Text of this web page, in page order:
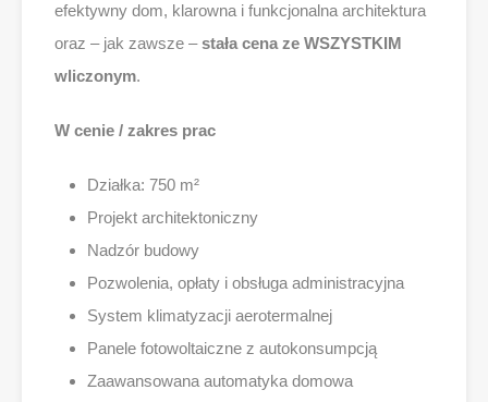
efektywny dom, klarowna i funkcjonalna architektura
oraz – jak zawsze –stała cena ze WSZYSTKIM
wliczonym.
W cenie / zakres prac
Działka: 750 m²
Projekt architektoniczny
Nadzór budowy
Pozwolenia, opłaty i obsługa administracyjna
System klimatyzacji aerotermalnej
Panele fotowoltaiczne z autokonsumpcją
Zaawansowana automatyka domowa